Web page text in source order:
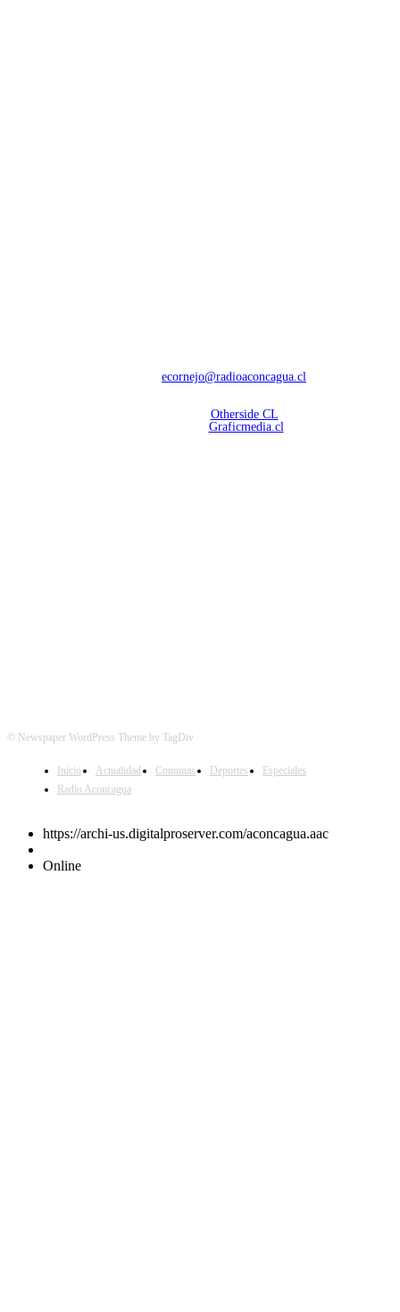
ecornejo@radioaconcagua.cl
Otherside CL
Graficmedia.cl
© Newspaper WordPress Theme by TagDiv
Inicio Actualidad Comunas Deportes
Especiales
Radio Aconcagua
https://archi-us.digitalproserver.com/aconcagua.aac
Online